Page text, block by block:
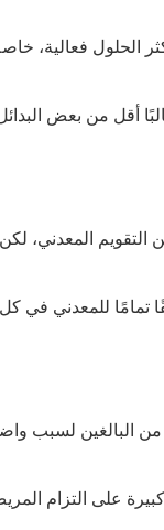
الحلول فعالية،
أقل من بعض
المعدني،
تمامًا للمعدني في
البالغين لسبب
على التزام